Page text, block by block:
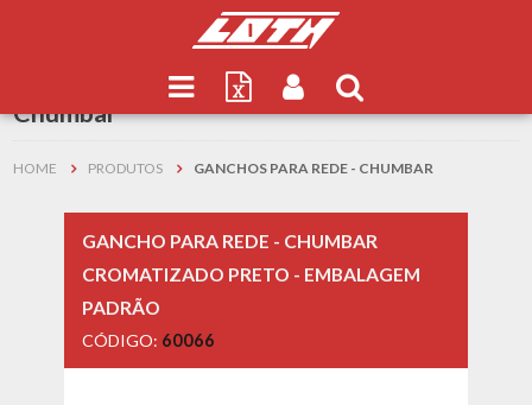
Resultados de Ganchos para Rede -
Chumbar
HOME PRODUTOS GANCHOS PARA REDE - CHUMBAR
GANCHO PARA REDE - CHUMBAR
CROMATIZADO PRETO - EMBALAGEM
PADRÃO
CÓDIGO: 60066